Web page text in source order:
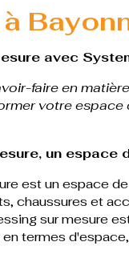
avec
faire en
votre
un espace
est un espace
chaussures et
sur mesure
termes